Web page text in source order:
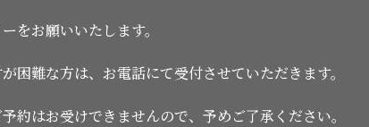
をお願いいたします。
困難な方は、お電話にて受付させていただきます。
約はお受けできませんので、予めご了承ください。